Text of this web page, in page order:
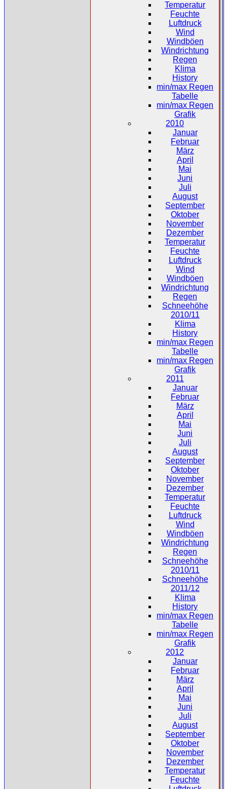
Temperatur
Feuchte
Luftdruck
Wind
Windböen
Windrichtung
Regen
Klima
History
min/max Regen
Tabelle
min/max Regen
Grafik
2010
Januar
Februar
März
April
Mai
Juni
Juli
August
September
Oktober
November
Dezember
Temperatur
Feuchte
Luftdruck
Wind
Windböen
Windrichtung
Regen
Schneehöhe
2010/11
Klima
History
min/max Regen
Tabelle
min/max Regen
Grafik
2011
Januar
Februar
März
April
Mai
Juni
Juli
August
September
Oktober
November
Dezember
Temperatur
Feuchte
Luftdruck
Wind
Windböen
Windrichtung
Regen
Schneehöhe
2010/11
Schneehöhe
2011/12
Klima
History
min/max Regen
Tabelle
min/max Regen
Grafik
2012
Januar
Februar
März
April
Mai
Juni
Juli
August
September
Oktober
November
Dezember
Temperatur
Feuchte